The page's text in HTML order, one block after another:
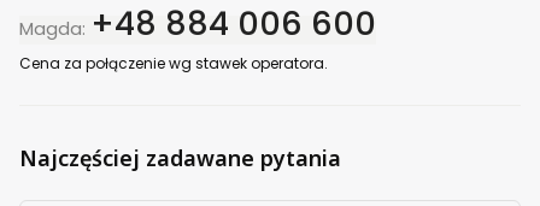
Magda: +48 884 006 600
Cena za połączenie wg stawek operatora.
Najczęściej zadawane pytania